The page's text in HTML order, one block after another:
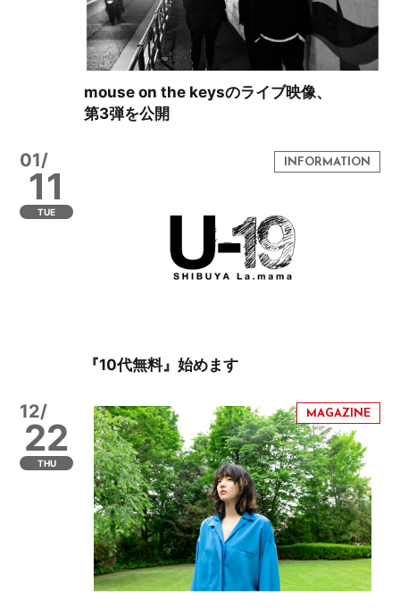
mouse on the keysのライブ映像、
第3弾を公開
01/
11
TUE
『10代無料』始めます
12/
22
THU